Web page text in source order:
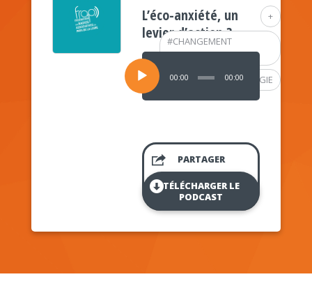
+
#CHANGEMENT
CLIMATIQUE
#PSYCHOLOGIE
L’éco-anxiété, un
levier d’action ?
Lecteur
audio
00:00 00:00
PARTAGER
TÉLÉCHARGER LE
PODCAST